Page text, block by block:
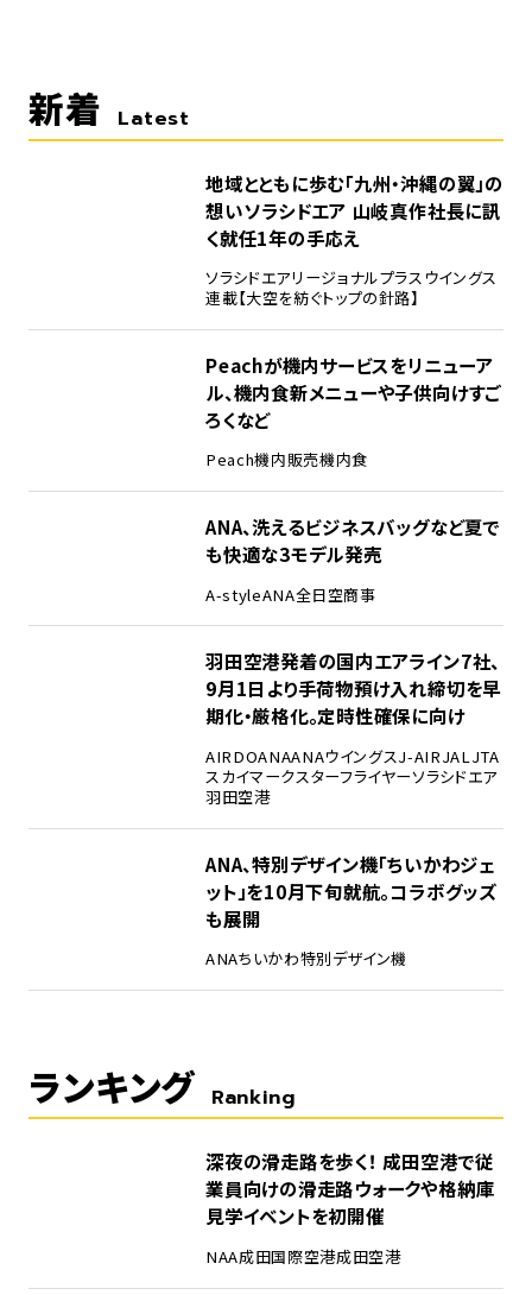
新着 Latest
地域とともに歩む「九州・沖縄の翼」の
想い――ソラシドエア 山岐真作社長に訊
く就任1年の手応え
ソラシドエアリージョナルプラスウイングス
連載【大空を紡ぐトップの針路】
Peachが機内サービスをリニューア
ル、機内食新メニューや子供向けすご
ろくなど
Peach機内販売機内食
ANA、洗えるビジネスバッグなど夏で
も快適な3モデル発売
A-styleANA全日空商事
羽田空港発着の国内エアライン7社、
9月1日より手荷物預け入れ締切を早
期化・厳格化。定時性確保に向け
AIRDOANAANAウイングスJ-AIRJAL JTA
スカイマークスターフライヤーソラシドエア
羽田空港
ANA、特別デザイン機「ちいかわジェ
ット」を10月下旬就航。コラボグッズ
も展開
ANAちいかわ特別デザイン機
ランキング Ranking
深夜の滑走路を歩く！ 成田空港で従
業員向けの滑走路ウォークや格納庫
見学イベントを初開催
NAA成田国際空港成田空港